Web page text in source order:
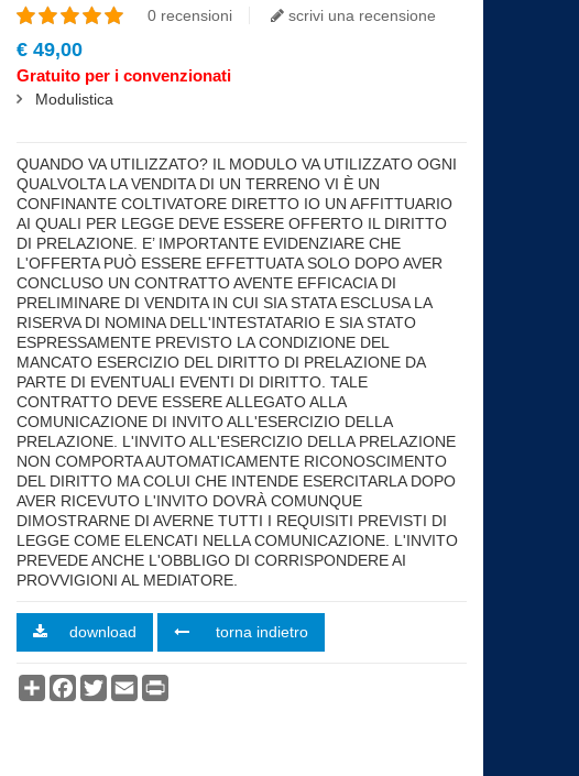
0 recensioni scrivi una recensione
€ 49,00
Gratuito per i convenzionati
Modulistica
QUANDO VA UTILIZZATO? IL MODULO VA UTILIZZATO OGNI
QUALVOLTA LA VENDITA DI UN TERRENO VI È UN
CONFINANTE COLTIVATORE DIRETTO IO UN AFFITTUARIO
AI QUALI PER LEGGE DEVE ESSERE OFFERTO IL DIRITTO
DI PRELAZIONE. E’ IMPORTANTE EVIDENZIARE CHE
L'OFFERTA PUÒ ESSERE EFFETTUATA SOLO DOPO AVER
CONCLUSO UN CONTRATTO AVENTE EFFICACIA DI
PRELIMINARE DI VENDITA IN CUI SIA STATA ESCLUSA LA
RISERVA DI NOMINA DELL'INTESTATARIO E SIA STATO
ESPRESSAMENTE PREVISTO LA CONDIZIONE DEL
MANCATO ESERCIZIO DEL DIRITTO DI PRELAZIONE DA
PARTE DI EVENTUALI EVENTI DI DIRITTO. TALE
CONTRATTO DEVE ESSERE ALLEGATO ALLA
COMUNICAZIONE DI INVITO ALL'ESERCIZIO DELLA
PRELAZIONE. L'INVITO ALL'ESERCIZIO DELLA PRELAZIONE
NON COMPORTA AUTOMATICAMENTE RICONOSCIMENTO
DEL DIRITTO MA COLUI CHE INTENDE ESERCITARLA DOPO
AVER RICEVUTO L'INVITO DOVRÀ COMUNQUE
DIMOSTRARNE DI AVERNE TUTTI I REQUISITI PREVISTI DI
LEGGE COME ELENCATI NELLA COMUNICAZIONE. L'INVITO
PREVEDE ANCHE L'OBBLIGO DI CORRISPONDERE AI
PROVVIGIONI AL MEDIATORE.
download torna indietro
CondividiFacebook
TwitterEmail